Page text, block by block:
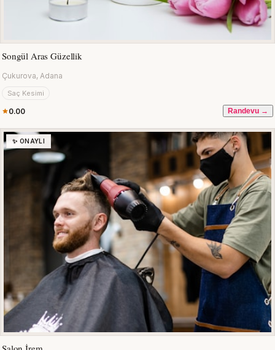
Songül Aras Güzellik
Çukurova, Adana
Saç Kesimi
0.00 Randevu →
✨ ONAYLI